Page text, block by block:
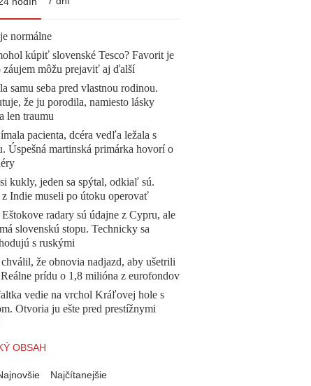
normálne
kúpiť slovenské Tesco? Favorit je
záujem môžu prejaviť aj ďalší
samu seba pred vlastnou rodinou.
že ju porodila, namiesto lásky
len traumu
pacienta, dcéra vedľa ležala s
Úspešná martinská primárka hovorí o
kukly, jeden sa spýtal, odkiaľ sú.
z Indie museli po útoku operovať
Eštokove radary sú údajne z Cypru, ale
slovenskú stopu. Technicky sa
s ruskými
že obnovia nadjazd, aby ušetrili
prídu o 1,8 milióna z eurofondov
vedie na vrchol Kráľovej hole s
Otvoria ju ešte pred prestížnymi
OBSAH
Najčítanejšie